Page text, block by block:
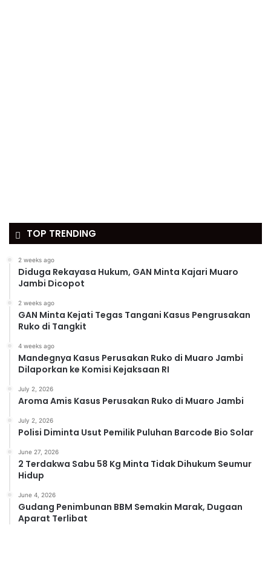
TOP TRENDING
2 weeks ago
Diduga Rekayasa Hukum, GAN Minta Kajari Muaro
Jambi Dicopot
2 weeks ago
GAN Minta Kejati Tegas Tangani Kasus Pengrusakan
Ruko di Tangkit
4 weeks ago
Mandegnya Kasus Perusakan Ruko di Muaro Jambi
Dilaporkan ke Komisi Kejaksaan RI
July 2, 2026
Aroma Amis Kasus Perusakan Ruko di Muaro Jambi
July 2, 2026
Polisi Diminta Usut Pemilik Puluhan Barcode Bio Solar
June 27, 2026
2 Terdakwa Sabu 58 Kg Minta Tidak Dihukum Seumur
Hidup
June 4, 2026
Gudang Penimbunan BBM Semakin Marak, Dugaan
Aparat Terlibat